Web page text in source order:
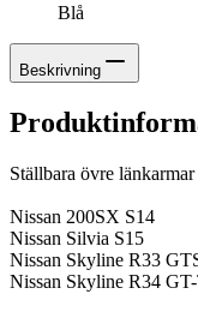
Blå
Beskrivning
Ställbara övre
Nissan 200SX S14
Nissan Silvia S15
Nissan Skyline R33
Nissan Skyline R34